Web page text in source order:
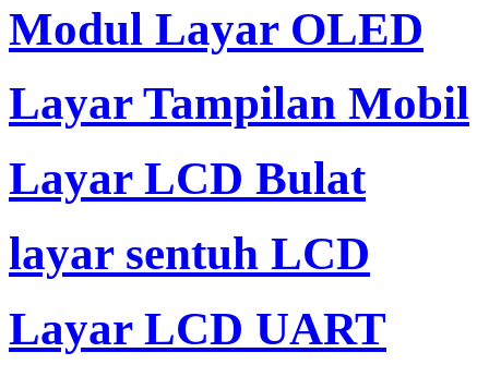
Modul Layar OLED
Layar Tampilan Mobil
Layar LCD Bulat
layar sentuh LCD
Layar LCD UART